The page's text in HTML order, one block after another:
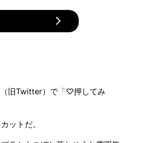
旧Twitter）で「♡押してみ
ットだ。